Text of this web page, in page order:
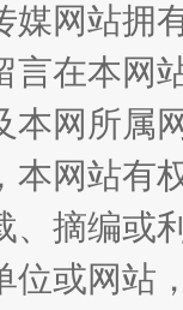
园优化重塑工作
媒网站拥
言在本
本网所属
本网站有
、摘编或
位或网站